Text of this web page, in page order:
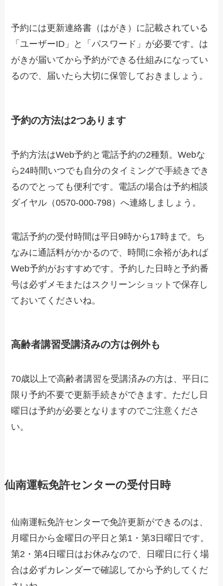
予約には更新連絡書（はがき）に記載されている
「ユーザーID」と「パスワード」が必要です。は
がきが届いてから予約ができる仕組みになってい
るので、届いたら大切に保管しておきましょう。
予約の方法は2つあります
予約方法はWeb予約と電話予約の2種類。Webな
ら24時間いつでも自分のタイミングで手続きでき
るのでとっても便利です。電話の場合は予約相談
ダイヤル（0570-000-798）へ連絡しましょう。
電話予約の受付時間は平日9時から17時まで。ち
なみに通話料がかかるので、時間に余裕があれば
Web予約がおすすめです。予約した日時と予約番
号は必ずメモまたはスクリーンショットで保存し
ておいてくださいね。
高齢者講習受講済みの方は例外も
70歳以上で高齢者講習を受講済みの方は、平日に
限り予約不要で更新手続きができます。ただし日
曜日は予約が必要となりますのでご注意くださ
い。
仙南運転免許センターの受付日時
仙南運転免許センターで免許更新ができるのは、
月曜日から金曜日の平日と第1・第3日曜日です。
第2・第4日曜日はお休みなので、日曜日に行く場
合は必ずカレンダーで確認してから予約してくだ